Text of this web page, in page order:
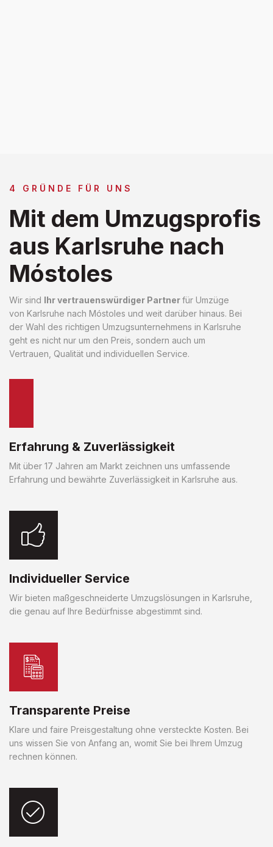
4 GRÜNDE FÜR UNS
Mit dem Umzugsprofis
aus Karlsruhe nach
Móstoles
Wir sind Ihr vertrauenswürdiger Partnerfür Umzüge
von Karlsruhe nach Móstoles und weit darüber hinaus. Bei
der Wahl des richtigen Umzugsunternehmens in Karlsruhe
geht es nicht nur um den Preis, sondern auch um
Vertrauen, Qualität und individuellen Service.
Erfahrung & Zuverlässigkeit
Mit über 17 Jahren am Markt zeichnen uns umfassende
Erfahrung und bewährte Zuverlässigkeit in Karlsruhe aus.
Individueller Service
Wir bieten maßgeschneiderte Umzugslösungen in Karlsruhe,
die genau auf Ihre Bedürfnisse abgestimmt sind.
Transparente Preise
Klare und faire Preisgestaltung ohne versteckte Kosten. Bei
uns wissen Sie von Anfang an, womit Sie bei Ihrem Umzug
rechnen können.